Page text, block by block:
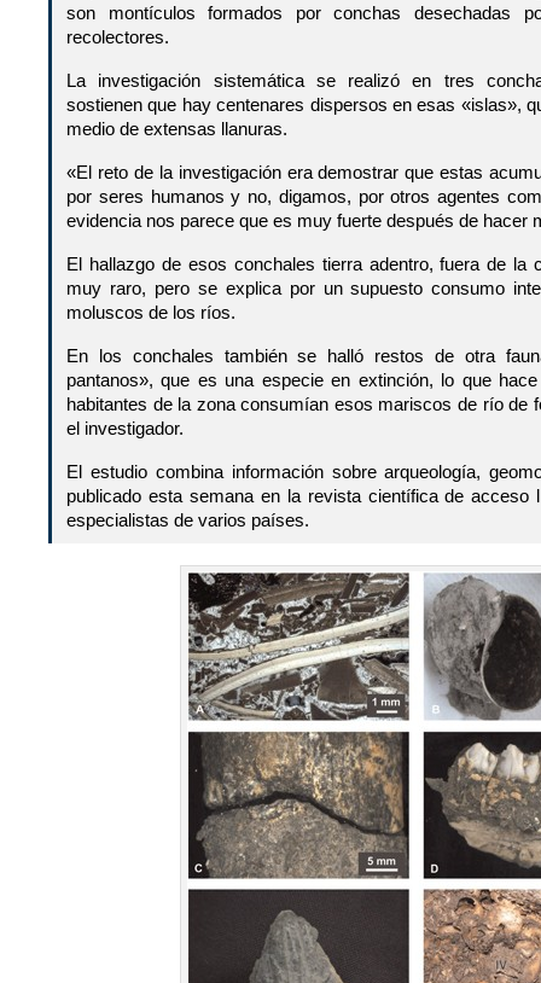
son montículos formados por conchas desechadas
recolectores.
La investigación sistemática se realizó en tres
sostienen que hay centenares dispersos en esas «islas»,
medio de extensas llanuras.
«El reto de la investigación era demostrar que estas
por seres humanos y no, digamos, por otros agentes
evidencia nos parece que es muy fuerte después de hacer
El hallazgo de esos conchales tierra adentro, fuera de la
muy raro, pero se explica por un supuesto consumo
moluscos de los ríos.
En los conchales también se halló restos de otra
pantanos», que es una especie en extinción, lo que
habitantes de la zona consumían esos mariscos de río de
el investigador.
El estudio combina información sobre arqueología,
publicado esta semana en la revista científica de acceso
especialistas de varios países.